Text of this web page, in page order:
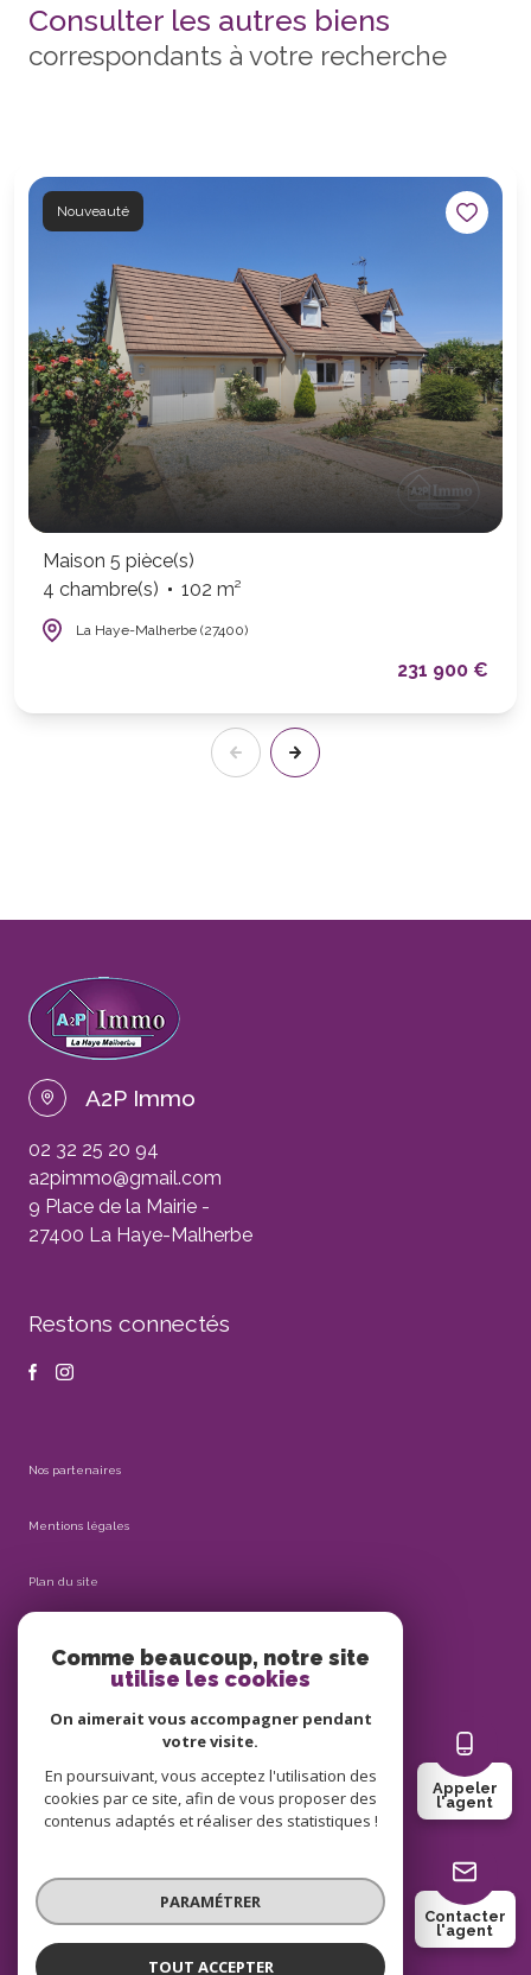
Appeler
l'agent
Contacter
l'agent
Consulter les autres biens
correspondants à votre recherche
Nouveauté
Maison 5 pièce(s)
4 chambre(s)
102 m²
La Haye-Malherbe (27400)
231 900 €
A2P Immo
02 32 25 20 94
a2pimmo@gmail.com
9 Place de la Mairie -
27400 La Haye-Malherbe
Restons connectés
Nos partenaires
Mentions légales
Plan du site
Cookies
© 2026 | Tous droits réservés
Réalisé par
Comme beaucoup, notre site
utilise les cookies
On aimerait vous accompagner pendant
votre visite.
En poursuivant, vous acceptez l'utilisation des
cookies par ce site, afin de vous proposer des
contenus adaptés et réaliser des statistiques !
PARAMÉTRER
TOUT ACCEPTER